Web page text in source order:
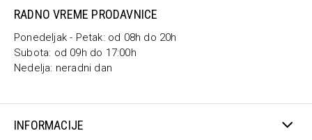
RADNO VREME PRODAVNICE
Ponedeljak - Petak: od 08h do 20h
Subota: od 09h do 17:00h
Nedelja: neradni dan
INFORMACIJE